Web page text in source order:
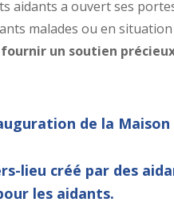
aidants a ouvert ses
malades ou en
fournir un soutien
de la
lieu créé par des
les aidants.